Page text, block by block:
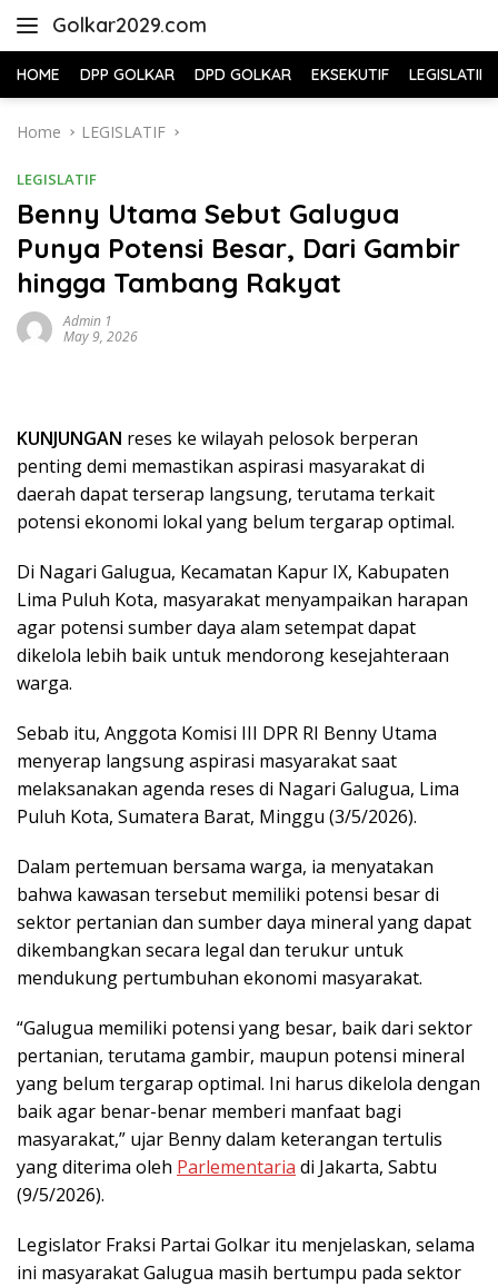
Golkar2029.com
HOME DPP GOLKAR DPD GOLKAR EKSEKUTIF LEGISLATIF
Home LEGISLATIF
LEGISLATIF
Benny Utama Sebut Galugua
Punya Potensi Besar, Dari Gambir
hingga Tambang Rakyat
Admin 1
May 9, 2026
KUNJUNGAN reses ke wilayah pelosok berperan
penting demi memastikan aspirasi masyarakat di
daerah dapat terserap langsung, terutama terkait
potensi ekonomi lokal yang belum tergarap optimal.
Di Nagari Galugua, Kecamatan Kapur IX, Kabupaten
Lima Puluh Kota, masyarakat menyampaikan harapan
agar potensi sumber daya alam setempat dapat
dikelola lebih baik untuk mendorong kesejahteraan
warga.
Sebab itu, Anggota Komisi III DPR RI Benny Utama
menyerap langsung aspirasi masyarakat saat
melaksanakan agenda reses di Nagari Galugua, Lima
Puluh Kota, Sumatera Barat, Minggu (3/5/2026).
Dalam pertemuan bersama warga, ia menyatakan
bahwa kawasan tersebut memiliki potensi besar di
sektor pertanian dan sumber daya mineral yang dapat
dikembangkan secara legal dan terukur untuk
mendukung pertumbuhan ekonomi masyarakat.
“Galugua memiliki potensi yang besar, baik dari sektor
pertanian, terutama gambir, maupun potensi mineral
yang belum tergarap optimal. Ini harus dikelola dengan
baik agar benar-benar memberi manfaat bagi
masyarakat,” ujar Benny dalam keterangan tertulis
yang diterima oleh Parlementaria di Jakarta, Sabtu
(9/5/2026).
Legislator Fraksi Partai Golkar itu menjelaskan, selama
ini masyarakat Galugua masih bertumpu pada sektor